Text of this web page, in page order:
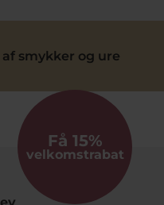
smykker og ure
Få 15%
velkomstrabat